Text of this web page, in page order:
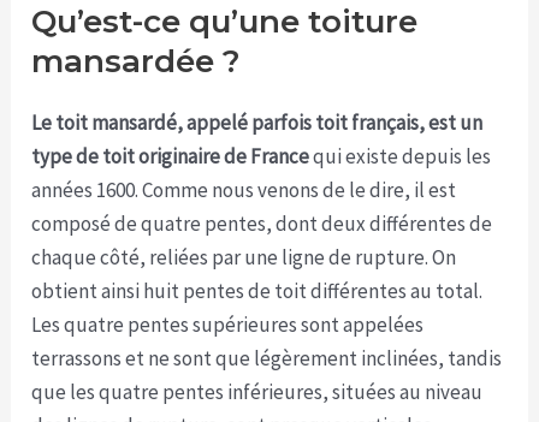
Qu’est-ce qu’une toiture
mansardée ?
Le toit mansardé, appelé parfois toit français, est un
type de toit originaire de Francequi existe depuis les
années 1600. Comme nous venons de le dire, il est
composé de quatre pentes, dont deux différentes de
chaque côté, reliées par une ligne de rupture. On
obtient ainsi huit pentes de toit différentes au total.
Les quatre pentes supérieures sont appelées
terrassons et ne sont que légèrement inclinées, tandis
que les quatre pentes inférieures, situées au niveau